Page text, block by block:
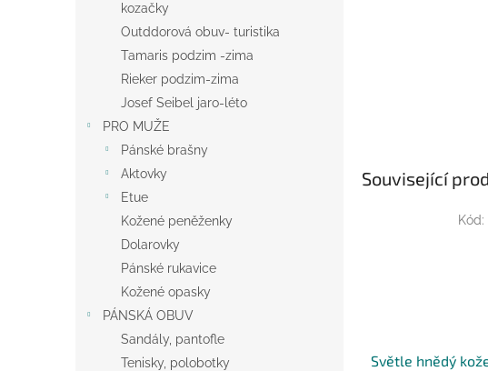
kozačky
Outddorová obuv- turistika
Tamaris podzim -zima
Rieker podzim-zima
Josef Seibel jaro-léto
PRO MUŽE
Pánské brašny
Aktovky
Etue
Kožené peněženky
Dolarovky
Pánské rukavice
Kožené opasky
PÁNSKÁ OBUV
Sandály, pantofle
Tenisky, polobotky
Související
Světle hnědý
Kód: